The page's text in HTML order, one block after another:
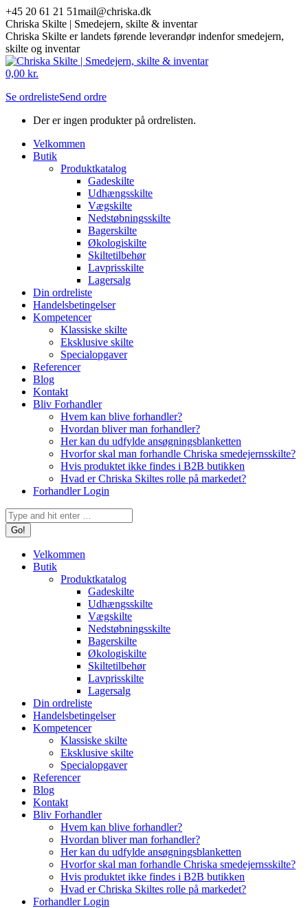
Skip
to
content
+45 20 61 21 51mail@chriska.dk
Chriska Skilte | Smedejern, skilte & inventar
Chriska Skilte er landets førende leverandør indenfor smedejern,
skilte og inventar
Mail
opens
new
Facebook
opens
new
0,00 kr.
Se ordrelisteSend ordre
Der er ingen produkter på ordrelisten.
Velkommen
Butik
Produktkatalog
Gadeskilte
Udhængsskilte
Vægskilte
Nedstøbningsskilte
Bagerskilte
Økologiskilte
Skiltetilbehør
Lavprisskilte
Lagersalg
Din ordreliste
Handelsbetingelser
Kompetencer
Klassiske skilte
Eksklusive skilte
Specialopgaver
Referencer
Blog
Kontakt
Bliv Forhandler
Hvem kan blive forhandler?
Hvordan bliver man forhandler?
Her kan du udfylde ansøgningsblanketten
Hvorfor skal man forhandle Chriska smedejernsskilte?
Hvis produktet ikke findes i B2B butikken
Hvad er Chriska Skiltes rolle på markedet?
Forhandler Login
Search:
Velkommen
Butik
Produktkatalog
Gadeskilte
Udhængsskilte
Vægskilte
Nedstøbningsskilte
Bagerskilte
Økologiskilte
Skiltetilbehør
Lavprisskilte
Lagersalg
Din ordreliste
Handelsbetingelser
Kompetencer
Klassiske skilte
Eksklusive skilte
Specialopgaver
Referencer
Blog
Kontakt
Bliv Forhandler
Hvem kan blive forhandler?
Hvordan bliver man forhandler?
Her kan du udfylde ansøgningsblanketten
Hvorfor skal man forhandle Chriska smedejernsskilte?
Hvis produktet ikke findes i B2B butikken
Hvad er Chriska Skiltes rolle på markedet?
Forhandler Login